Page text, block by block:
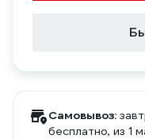
Самовывоз:
бесплатно, из 1